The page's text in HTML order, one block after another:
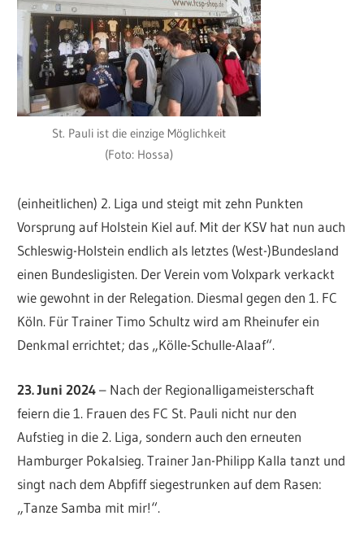
St. Pauli ist die einzige Möglichkeit
(Foto: Hossa)
(einheitlichen) 2. Liga und steigt mit zehn Punkten
Vorsprung auf Holstein Kiel auf. Mit der KSV hat nun auch
Schleswig-Holstein endlich als letztes (West-)Bundesland
einen Bundesligisten. Der Verein vom Volxpark verkackt
wie gewohnt in der Relegation. Diesmal gegen den 1. FC
Köln. Für Trainer Timo Schultz wird am Rheinufer ein
Denkmal errichtet; das „Kölle-Schulle-Alaaf“.
23. Juni 2024– Nach der Regionalligameisterschaft
feiern die 1. Frauen des FC St. Pauli nicht nur den
Aufstieg in die 2. Liga, sondern auch den erneuten
Hamburger Pokalsieg. Trainer Jan-Philipp Kalla tanzt und
singt nach dem Abpfiff siegestrunken auf dem Rasen:
„Tanze Samba mit mir!“.